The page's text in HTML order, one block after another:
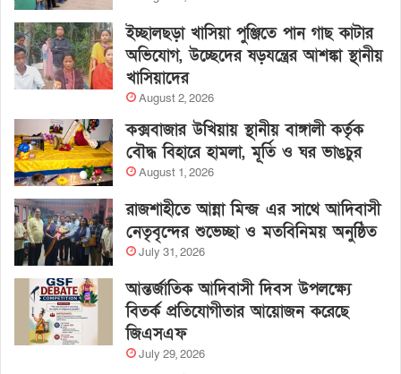
ইচ্ছালছড়া খাসিয়া পুঞ্জিতে পান গাছ কাটার
অভিযোগ, উচ্ছেদের ষড়যন্ত্রের আশঙ্কা স্থানীয়
খাসিয়াদের
August 2, 2026
কক্সবাজার উখিয়ায় স্থানীয় বাঙ্গালী কর্তৃক
বৌদ্ধ বিহারে হামলা, মূর্তি ও ঘর ভাঙচুর
August 1, 2026
রাজশাহীতে আন্না মিন্জ এর সাথে আদিবাসী
নেতৃবৃন্দের শুভেচ্ছা ও মতবিনিময় অনুষ্ঠিত
July 31, 2026
আন্তর্জাতিক আদিবাসী দিবস উপলক্ষ্যে
বিতর্ক প্রতিযোগীতার আয়োজন করেছে
জিএসএফ
July 29, 2026